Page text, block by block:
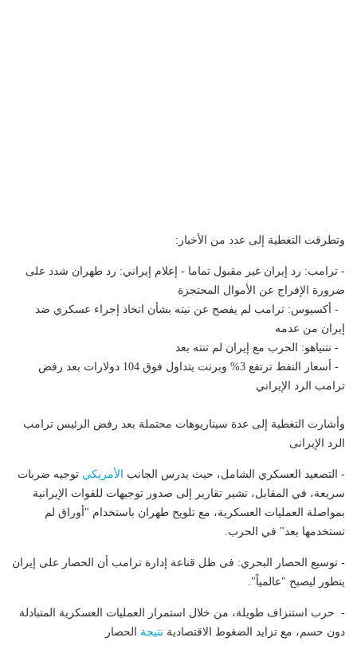
وتطرقت التغطية إلى عدد من الأخبار:
- ترامب: رد إيران غير مقبول تماما - إعلام إيراني: رد طهران شدد على
ضرورة الإفراج عن الأموال المحتجزة
- أكسيوس: ترامب لم يفصح عن نيته بشأن اتخاذ إجراء عسكري ضد
إيران من عدمه
- نتنياهو: الحرب مع إيران لم تنته بعد
- أسعار النفط ترتفع 3% وبرنت يتداول فوق 104 دولارات بعد رفض
ترامب الرد الإيراني
وأشارت التغطية إلى عدة سيناريوهات محتملة بعد رفض الرئيس ترامب
الرد الإيرانى
- التصعيد العسكري الشامل، حيث يدرس الجانب الأمريكي توجيه ضربات
سريعة، في المقابل، تشير تقارير إلى صدور توجيهات للقوات الإيرانية
بمواصلة العمليات العسكرية، مع تلويح طهران باستخدام "أوراق لم
تستخدمها بعد" في الحرب.
- توسيع الحصار البحري: فى ظل قناعة إدارة ترامب أن الحصار على إيران
يتطور ليصبح "عالمياً".
- حرب استنزاف طويلة، من خلال استمرار العمليات العسكرية المتبادلة
دون حسم، مع تزايد الضغوط الاقتصادية نتيجة الحصار